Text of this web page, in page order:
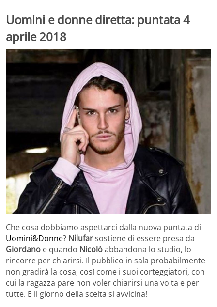
Uomini e donne diretta: puntata 4
aprile 2018
Che cosa dobbiamo aspettarci dalla nuova puntata di
Uomini&Donne? Nilufarsostiene di essere presa da
Giordano e quando Nicolòabbandona lo studio, lo
rincorre per chiarirsi. Il pubblico in sala probabilmente
non gradirà la cosa, così come i suoi corteggiatori, con
cui la ragazza pare non voler chiarirsi una volta e per
tutte. E il giorno della scelta si avvicina!